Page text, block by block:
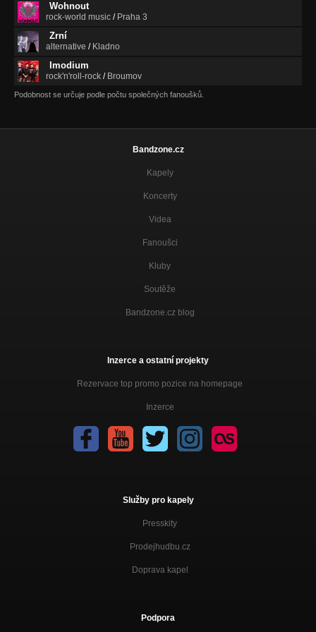
Dolů - Sabina Ludányiová (CD Nahá 2015)
Nahá
Ty a Já - Sabina Ludányiová (CD Nahá 2015)
Nahá
Vrátila ses - Sabina Ludányiová (CD Nahá 2015)
Wohnout
rock-world music / Praha 3
Zrní
alternative / Kladno
Imodium
rock'n'roll-rock / Broumov
Podobnost se určuje podle počtu společných fanoušků.
Bandzone.cz
Kapely
Koncerty
Videa
Fanoušci
Kluby
Soutěže
Bandzone.cz blog
Inzerce a ostatní projekty
Rezervace top promo pozice na homepage
Inzerce
Služby pro kapely
Presskity
Prodejhudbu.cz
Doprava kapel
Podpora